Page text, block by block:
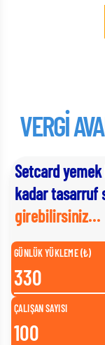
VERGİ
Setcard yemek
kadar tasarruf
girebilirsiniz...
GÜNLÜK YÜKLEME (₺)
ÇALIŞAN SAYISI